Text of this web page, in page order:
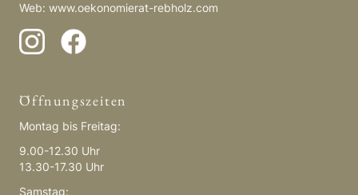
Web: www.oekonomierat-rebholz.com
Öffnungszeiten
Montag bis Freitag:
9.00-12.30 Uhr
13.30-17.30 Uhr
Samstag: